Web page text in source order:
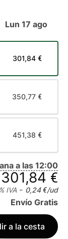
Lun 17 ago
301,84 €
350,77 €
451,38 €
a las 12:00
301,84 €
% IVA - 0,24 €/ud
Envío Gratis
a la cesta